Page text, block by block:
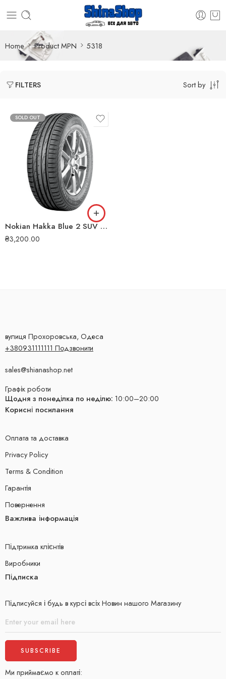
Home Product MPN 5318
FILTERS Sort by
SOLD OUT
Nokian Hakka Blue 2 SUV 215/55 R18 99V XL літня шина
₴3,200.00
вулиця Прохоровська, Одеса
+380931111111 Подзвонити
sales@shianashop.net
Графік роботи
Щодня з понеділка по неділю: 10:00–20:00
Корисні посилання
Оплата та доставка
Privacy Policy
Terms & Condition
Гарантія
Повернення
Важлива інформація
Підтримка клієнтів
Виробники
Підписка
Підписуйся і будь в курсі всіх Новин нашого Магазину
Ми приймаємо к оплаті: